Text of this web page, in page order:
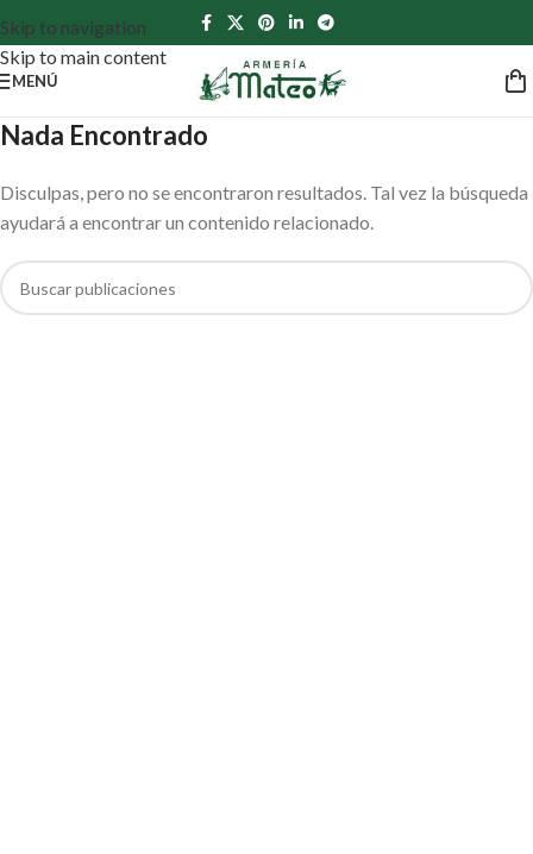
Skip to navigation
Skip to main content
MENÚ
Nada Encontrado
Disculpas, pero no se encontraron resultados. Tal vez la búsqueda
ayudará a encontrar un contenido relacionado.